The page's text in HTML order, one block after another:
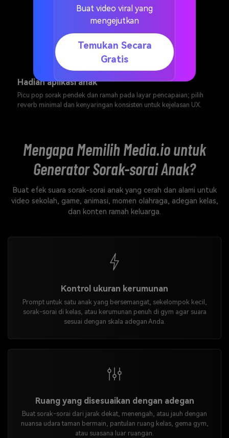
Hadiah aplikasi anak
Picu pop sorak pendek dan ramah pada layar pencapaian; pilih
reverb minimal dan kenyaringan konsisten untuk kejelasan UX.
Mengapa Memilih Media.io untuk
Generator Sorak-sorai Anak?
Buat efek suara sorak-sorai anak yang cerah dan alami untuk
video sekolah, game, animasi, momen olahraga, adegan kelas,
dan konten ramah keluarga.
Kontrol ukuran kerumunan
Prompt untuk satu anak yang bersemangat, sekelompok kecil,
sorak-sorai di kelas, atau kerumunan penuh di gym agar suara
sesuai dengan skala adegan Anda.
Ruang yang disesuaikan dengan adegan
Buat sorak-sorai dari jarak dekat, menengah, atau jauh dengan
nuansa udara taman bermain, pantulan ruang kelas, gema gym,
atau suasana luar ruangan.
Buat video viral yang
mengejutkan
Temukan Secara
Gratis